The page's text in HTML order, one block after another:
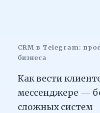
CRM в Telegram:
бизнеса
Как вести
мессенджере —
сложных систем